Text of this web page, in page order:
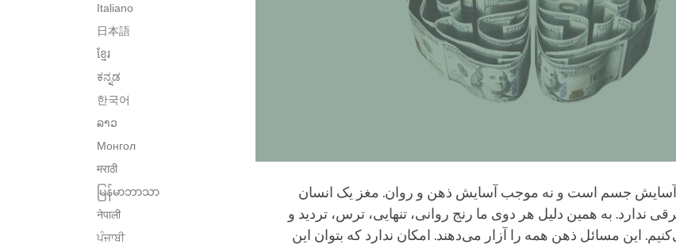
Italiano
日本語
ខ្មែរ
ಕನ್ನಡ
한국어
ລາວ
Монгол
मराठी
မြန်မာဘာသာ
नेपाली
ਪੰਜਾਬੀ
آسایش جسم است و نه موجب آسایش ذهن و روان. مغز یک انسان
ندارد. به همین دلیل هر دوی ما رنج روانی، تنهایی، ترس، تردید و
این مسائل ذهن همه را آزار می‌دهند. امکان ندارد که بتوان این